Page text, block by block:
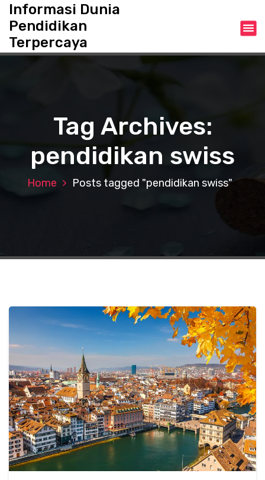
t
Informasi Dunia
Pendidikan
Terpercaya
Tag Archives:
pendidikan swiss
Home Posts tagged "pendidikan swiss"